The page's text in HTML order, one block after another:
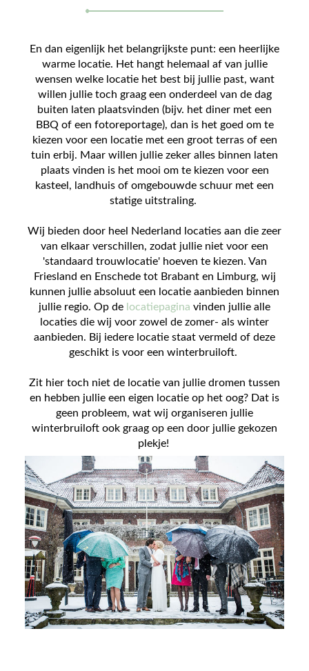
En dan eigenlijk het belangrijkste punt: een heerlijke
warme locatie. Het hangt helemaal af van jullie
wensen welke locatie het best bij jullie past, want
willen jullie toch graag een onderdeel van de dag
buiten laten plaatsvinden (bijv. het diner met een
BBQ of een fotoreportage), dan is het goed om te
kiezen voor een locatie met een groot terras of een
tuin erbij. Maar willen jullie zeker alles binnen laten
plaats vinden is het mooi om te kiezen voor een
kasteel, landhuis of omgebouwde schuur met een
statige uitstraling.
Wij bieden door heel Nederland locaties aan die zeer
van elkaar verschillen, zodat jullie niet voor een
'standaard trouwlocatie' hoeven te kiezen. Van
Friesland en Enschede tot Brabant en Limburg, wij
kunnen jullie absoluut een locatie aanbieden binnen
jullie regio. Op de locatiepagina vinden jullie alle
locaties die wij voor zowel de zomer- als winter
aanbieden. Bij iedere locatie staat vermeld of deze
geschikt is voor een winterbruiloft.
Zit hier toch niet de locatie van jullie dromen tussen
en hebben jullie een eigen locatie op het oog? Dat is
geen probleem, wat wij organiseren jullie
winterbruiloft ook graag op een door jullie gekozen
plekje!